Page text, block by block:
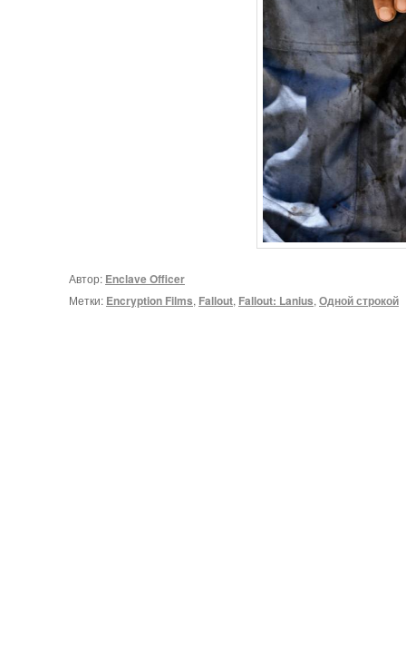
Автор: Enclave Officer
Метки: Encryption Films, Fallout, Fallout: Lanius, Одной строкой